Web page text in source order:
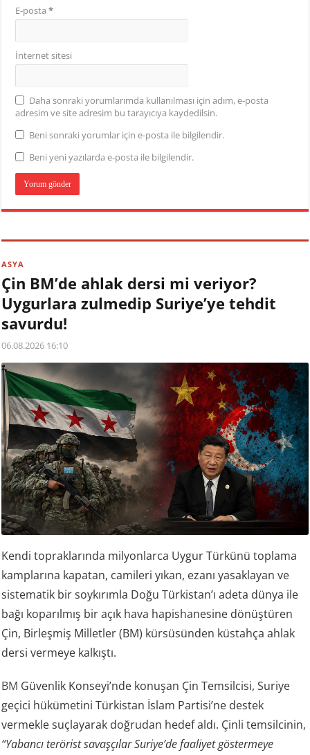
E-posta*
İnternet sitesi
Daha sonraki yorumlarımda kullanılması için adım, e-posta
adresim ve site adresim bu tarayıcıya kaydedilsin.
Beni sonraki yorumlar için e-posta ile bilgilendir.
Beni yeni yazılarda e-posta ile bilgilendir.
ASYA
Çin BM’de ahlak dersi mi veriyor?
Uygurlara zulmedip Suriye’ye tehdit
savurdu!
06.08.2026 16:10
Kendi topraklarında milyonlarca Uygur Türkünü toplama
kamplarına kapatan, camileri yıkan, ezanı yasaklayan ve
sistematik bir soykırımla Doğu Türkistan’ı adeta dünya ile
bağı koparılmış bir açık hava hapishanesine dönüştüren
Çin, Birleşmiş Milletler (BM) kürsüsünden küstahça ahlak
dersi vermeye kalkıştı.
BM Güvenlik Konseyi’nde konuşan Çin Temsilcisi, Suriye
geçici hükümetini Türkistan İslam Partisi’ne destek
vermekle suçlayarak doğrudan hedef aldı. Çinli temsilcinin,
“Yabancı terörist savaşçılar Suriye’de faaliyet göstermeye